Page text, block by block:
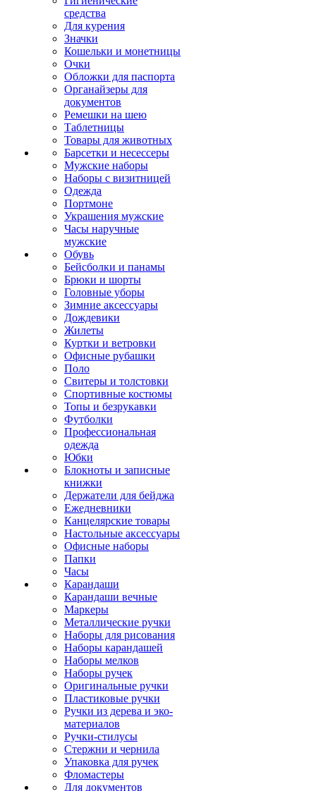
средства
Для курения
Значки
Кошельки и монетницы
Очки
Обложки для паспорта
Органайзеры для
документов
Ремешки на шею
Таблетницы
Товары для животных
Барсетки и несессеры
Мужские наборы
Наборы с визитницей
Одежда
Портмоне
Украшения мужские
Часы наручные
мужские
Обувь
Бейсболки и панамы
Брюки и шорты
Головные уборы
Зимние аксессуары
Дождевики
Жилеты
Куртки и ветровки
Офисные рубашки
Поло
Свитеры и толстовки
Спортивные костюмы
Топы и безрукавки
Футболки
Профессиональная
одежда
Юбки
Блокноты и записные
книжки
Держатели для бейджа
Ежедневники
Канцелярские товары
Настольные аксессуары
Офисные наборы
Папки
Часы
Карандаши
Карандаши вечные
Маркеры
Металлические ручки
Наборы для рисования
Наборы карандашей
Наборы мелков
Наборы ручек
Оригинальные ручки
Пластиковые ручки
Ручки из дерева и эко-
материалов
Ручки-стилусы
Стержни и чернила
Упаковка для ручек
Фломастеры
Для документов